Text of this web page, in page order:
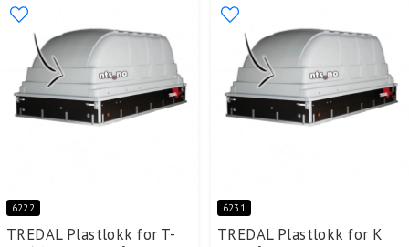
6222
TREDAL Plastlokk for T-
6231
TREDAL Plastlokk for K